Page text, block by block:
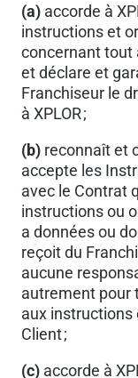
(a) accorde à
instructions et
concernant tout
et déclare et
Franchiseur le
à XPLOR ;
(b) reconnaît et
accepte les
avec le Contrat
instructions ou
a données ou
reçoit du
aucune
autrement pour
aux instructions
Client ;
(c) accorde à